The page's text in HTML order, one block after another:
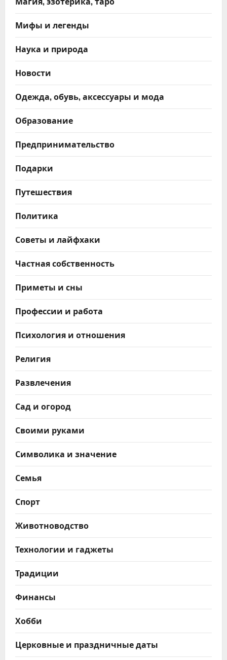
Мифы и легенды
Наука и природа
Новости
Одежда, обувь, аксессуары и мода
Образование
Предпринимательство
Подарки
Путешествия
Политика
Советы и лайфхаки
Частная собственность
Приметы и сны
Профессии и работа
Психология и отношения
Религия
Развлечения
Сад и огород
Своими руками
Символика и значение
Семья
Спорт
Животноводство
Технологии и гаджеты
Традиции
Финансы
Хобби
Церковные и праздничные даты